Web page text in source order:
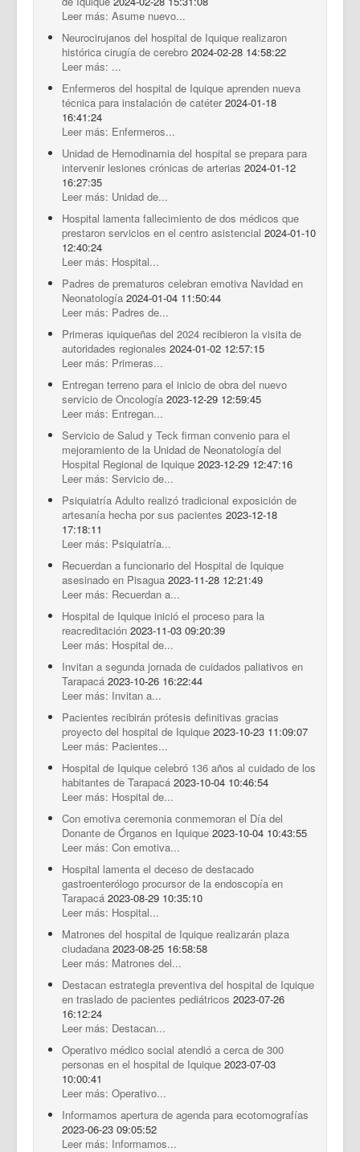
Leer más: Asume nuevo...
Neurocirujanos del hospital de Iquique realizaron
histórica cirugía de cerebro 2024-02-28 14:58:22
Leer más: ...
Enfermeros del hospital de Iquique aprenden nueva
técnica para instalación de catéter 2024-01-18
16:41:24
Leer más: Enfermeros...
Unidad de Hemodinamia del hospital se prepara para
intervenir lesiones crónicas de arterias 2024-01-12
16:27:35
Leer más: Unidad de...
Hospital lamenta fallecimiento de dos médicos que
prestaron servicios en el centro asistencial 2024-01-10
12:40:24
Leer más: Hospital...
Padres de prematuros celebran emotiva Navidad en
Neonatología 2024-01-04 11:50:44
Leer más: Padres de...
Primeras iquiqueñas del 2024 recibieron la visita de
autoridades regionales 2024-01-02 12:57:15
Leer más: Primeras...
Entregan terreno para el inicio de obra del nuevo
servicio de Oncología 2023-12-29 12:59:45
Leer más: Entregan...
Servicio de Salud y Teck firman convenio para el
mejoramiento de la Unidad de Neonatología del
Hospital Regional de Iquique 2023-12-29 12:47:16
Leer más: Servicio de...
Psiquiatría Adulto realizó tradicional exposición de
artesanía hecha por sus pacientes 2023-12-18
17:18:11
Leer más: Psiquiatría...
Recuerdan a funcionario del Hospital de Iquique
asesinado en Pisagua 2023-11-28 12:21:49
Leer más: Recuerdan a...
Hospital de Iquique inició el proceso para la
reacreditación 2023-11-03 09:20:39
Leer más: Hospital de...
Invitan a segunda jornada de cuidados paliativos en
Tarapacá 2023-10-26 16:22:44
Leer más: Invitan a...
Pacientes recibirán prótesis definitivas gracias
proyecto del hospital de Iquique 2023-10-23 11:09:07
Leer más: Pacientes...
Hospital de Iquique celebró 136 años al cuidado de los
habitantes de Tarapacá 2023-10-04 10:46:54
Leer más: Hospital de...
Con emotiva ceremonia conmemoran el Día del
Donante de Órganos en Iquique 2023-10-04 10:43:55
Leer más: Con emotiva...
Hospital lamenta el deceso de destacado
gastroenterólogo procursor de la endoscopía en
Tarapacá 2023-08-29 10:35:10
Leer más: Hospital...
Matrones del hospital de Iquique realizarán plaza
ciudadana 2023-08-25 16:58:58
Leer más: Matrones del...
Destacan estrategia preventiva del hospital de Iquique
en traslado de pacientes pediátricos 2023-07-26
16:12:24
Leer más: Destacan...
Operativo médico social atendió a cerca de 300
personas en el hospital de Iquique 2023-07-03
10:00:41
Leer más: Operativo...
Informamos apertura de agenda para ecotomografías
2023-06-23 09:05:52
Leer más: Informamos...